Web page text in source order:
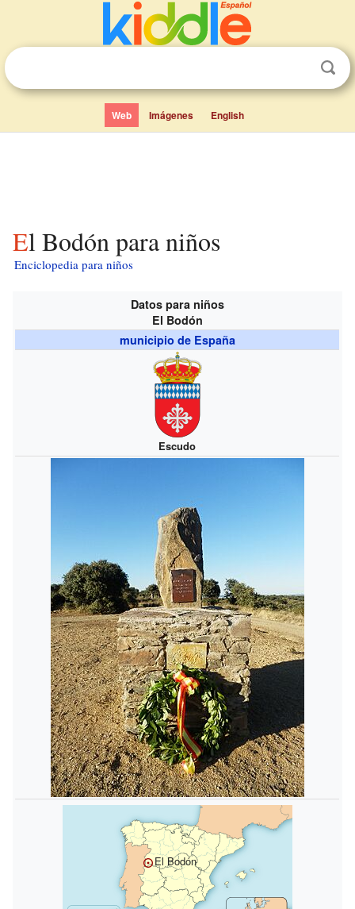
Web Imágenes English
El Bodón para niños
Enciclopedia para niños
Datos para niños
El Bodón
municipio de España
Escudo
El Bodón